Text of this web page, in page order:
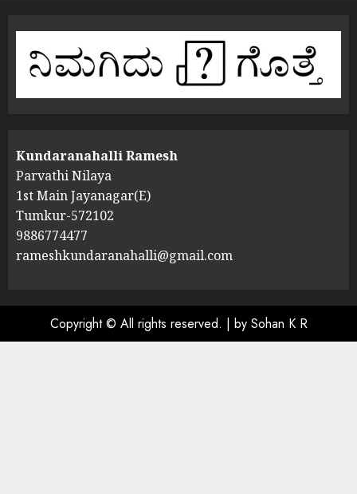
Kundaranahalli Ramesh
Parvathi Nilaya
1st Main Jayanagar(E)
Tumkur-572102
9886774477
rameshkundaranahalli@gmail.com
Copyright © All rights reserved. | by Sohan K R